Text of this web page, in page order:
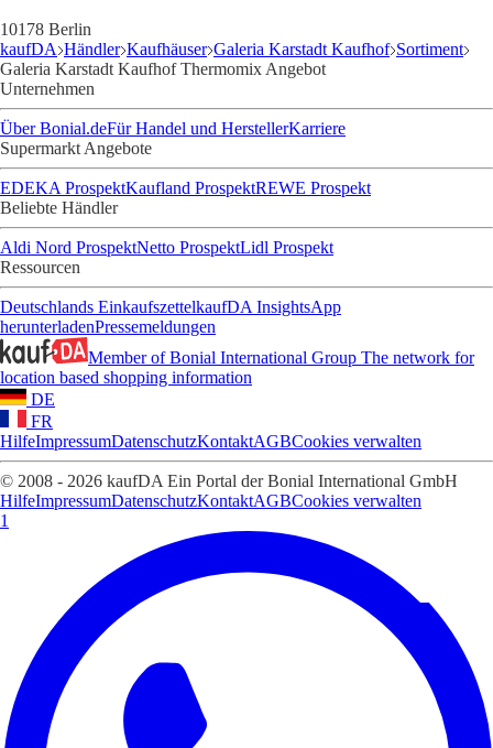
10178 Berlin
kaufDA Händler Kaufhäuser Galeria Karstadt Kaufhof Sortiment
Galeria Karstadt Kaufhof Thermomix Angebot
Unternehmen
Über Bonial.deFür Handel und HerstellerKarriere
Supermarkt Angebote
EDEKA ProspektKaufland ProspektREWE Prospekt
Beliebte Händler
Aldi Nord ProspektNetto ProspektLidl Prospekt
Ressourcen
Deutschlands EinkaufszettelkaufDA InsightsApp
herunterladenPressemeldungen
Member of Bonial International Group The network for
location based shopping information
DE
FR
HilfeImpressumDatenschutzKontaktAGBCookies verwalten
© 2008 - 2026 kaufDA Ein Portal der Bonial International GmbH
HilfeImpressumDatenschutzKontaktAGBCookies verwalten
1